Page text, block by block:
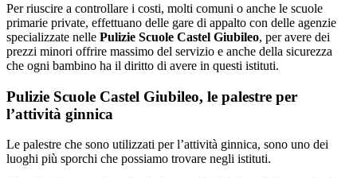
Per riuscire a controllare i costi, molti comuni o anche le scuole
primarie private, effettuano delle gare di appalto con delle agenzie
specializzate nelle Pulizie Scuole Castel Giubileo, per avere dei
prezzi minori offrire massimo del servizio e anche della sicurezza
che ogni bambino ha il diritto di avere in questi istituti.
Pulizie Scuole Castel Giubileo, le palestre per
l’attività ginnica
Le palestre che sono utilizzati per l’attività ginnica, sono uno dei
luoghi più sporchi che possiamo trovare negli istituti.